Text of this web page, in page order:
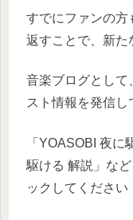
すでにファンの方
返すことで、新た
音楽ブログとして
スト情報を発信し
「YOASOBI 夜
駆ける 解説」な
ックしてください